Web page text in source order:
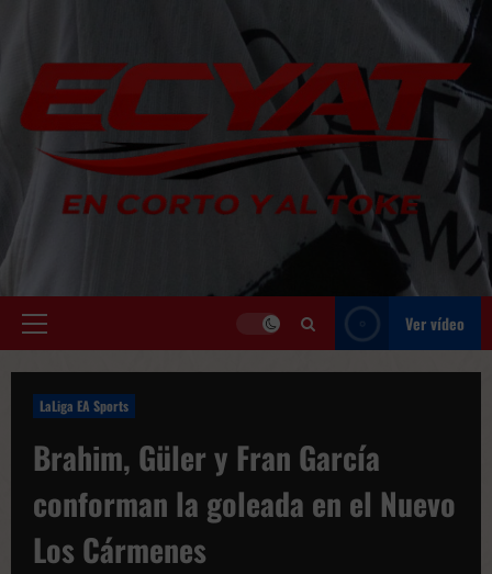
contenido
Menú
Ver vídeo
LaLiga EA Sports
Brahim, Güler y Fran García
conforman la goleada en el Nuevo
Los Cármenes